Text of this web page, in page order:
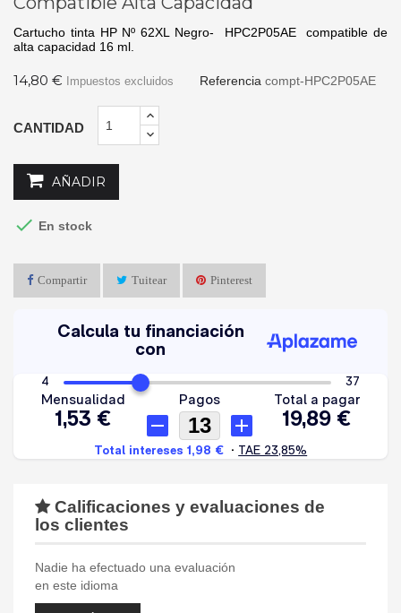
Cartucho tinta HP Nº 62XL Negro- HPC2P05AE compatible de
alta capacidad 16 ml.
Referencia compt-HPC2P05AE
14,80 € Impuestos excluidos
CANTIDAD
AÑADIR
 En stock
Compartir Tuitear Pinterest
Calificaciones y evaluaciones de
los clientes
Nadie ha efectuado una evaluación
en este idioma